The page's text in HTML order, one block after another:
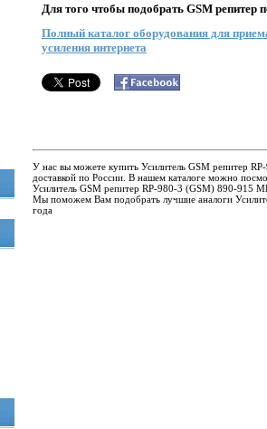
Для того чтобы подобрать GSM репитер
Полный каталог оборудования для
усиления интернета
У нас вы можете купить Усилитель GSM репитер
доставкой по России. В нашем каталоге можно
Усилитель GSM репитер RP-980-3 (GSM) 890-915
Мы поможем Вам подобрать лучшие аналоги
года